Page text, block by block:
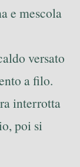
e mescola
versato
a filo.
interrotta
poi si